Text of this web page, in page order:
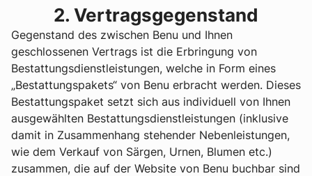
2. Vertragsgegenstand
Gegenstand des zwischen Benu und Ihnen
geschlossenen Vertrags ist die Erbringung von
Bestattungsdienstleistungen, welche in Form eines
„Bestattungspakets“ von Benu erbracht werden. Dieses
Bestattungspaket setzt sich aus individuell von Ihnen
ausgewählten Bestattungsdienstleistungen (inklusive
damit in Zusammenhang stehender Nebenleistungen,
wie dem Verkauf von Särgen, Urnen, Blumen etc.)
zusammen, die auf der Website von Benu buchbar sind